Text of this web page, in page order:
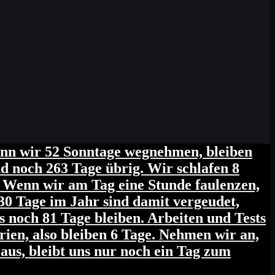
wir 52 Sonntage wegnehmen, bleiben
noch 263 Tage übrig. Wir schlafen 8
wir am Tag eine Stunde faulenzen,
Tage im Jahr sind damit vergeudet,
81 Tage bleiben. Arbeiten und Tests
also bleiben 6 Tage. Nehmen wir an,
bleibt uns nur noch ein Tag zum